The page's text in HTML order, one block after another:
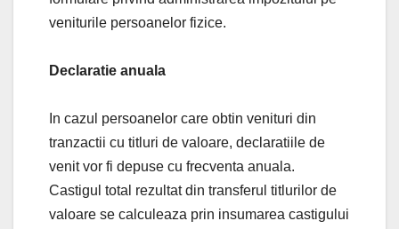
veniturile persoanelor fizice.
Declaratie anuala
In cazul persoanelor care obtin venituri din
tranzactii cu titluri de valoare, declaratiile de
venit vor fi depuse cu frecventa anuala.
Castigul total rezultat din transferul titlurilor de
valoare se calculeaza prin insumarea castigului